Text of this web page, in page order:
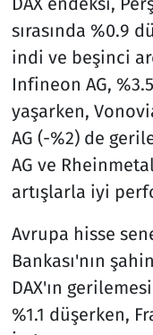
sırasında %0.9
indi ve beşinci
Infineon AG,
yaşarken,
AG (-%2) de
AG ve
artışlarla iyi
Avrupa hisse
Bankası'nın
DAX'ın
%1.1 düşerken,